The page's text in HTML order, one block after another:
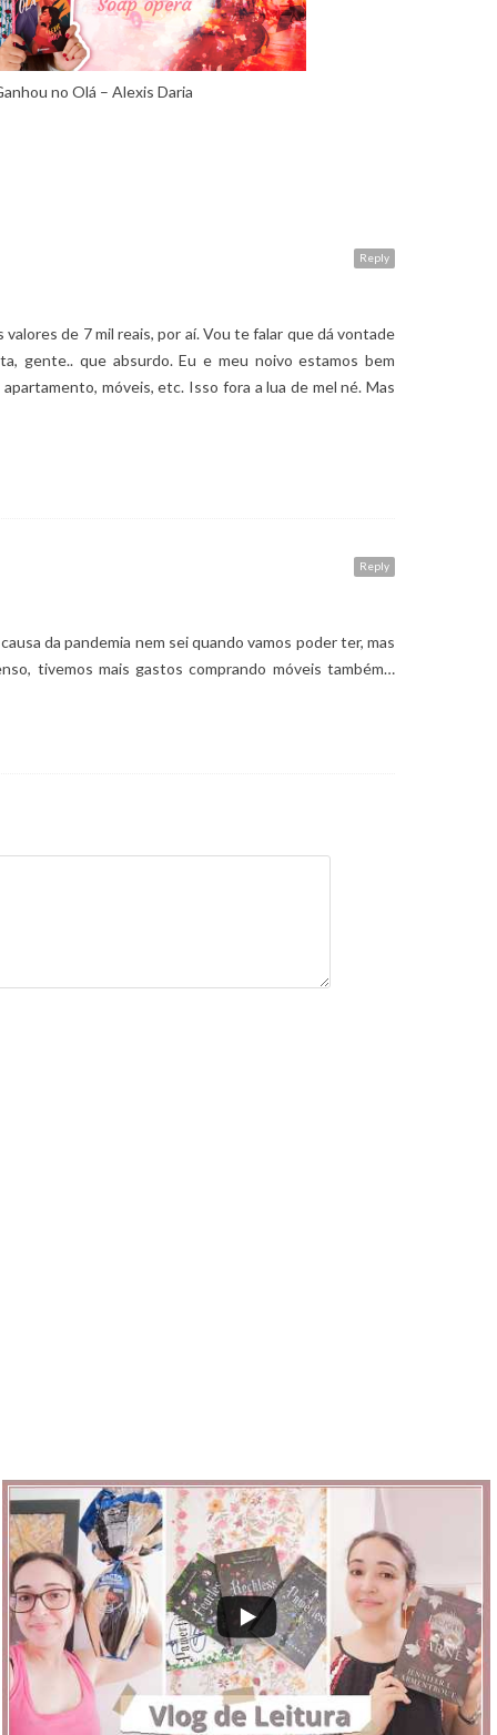
no Olá – Alexis Daria
Reply
de 7 mil reais, por aí. Vou te falar que dá vontade
gente.. que absurdo. Eu e meu noivo estamos bem
móveis, etc. Isso fora a lua de mel né. Mas
Reply
da pandemia nem sei quando vamos poder ter, mas
tivemos mais gastos comprando móveis também…